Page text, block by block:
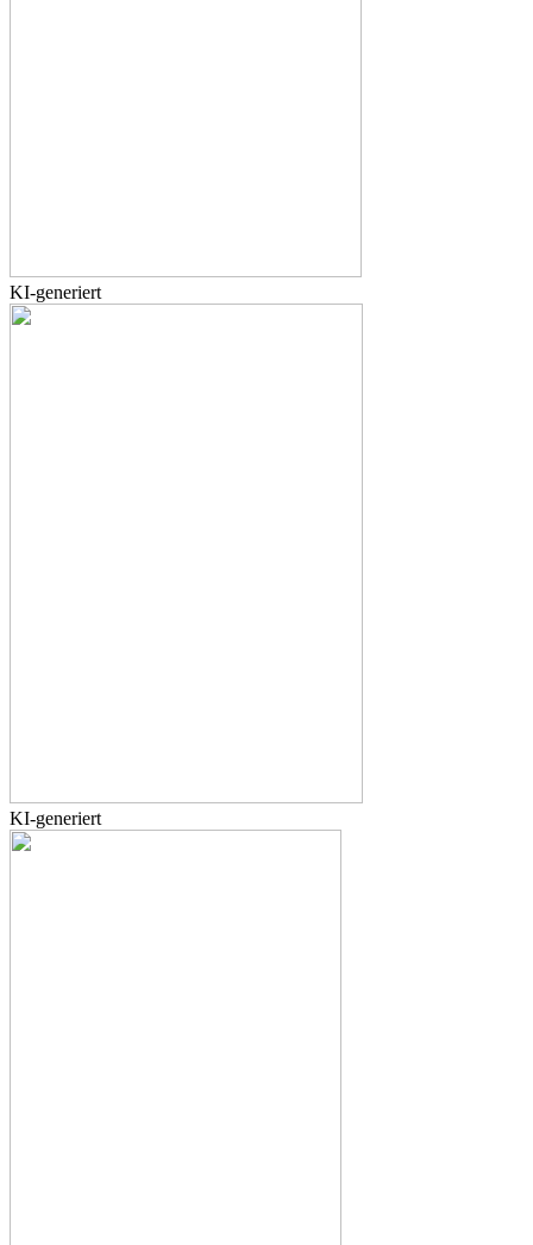
KI-generiert
KI-generiert